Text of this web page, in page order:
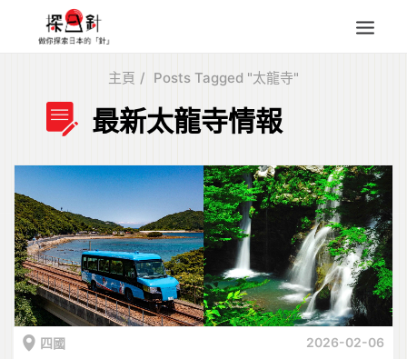
四國
人氣目的地
本地情報
東瀛特集
旅遊商品
Search
for:
主頁 Posts Tagged "太龍寺"
最新太龍寺情報
四國 2026-02-06